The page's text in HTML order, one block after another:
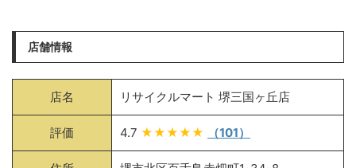
店舗情報
店名 リサイクルマート 堺三国ヶ丘店
評価 4.7 ★★★★★ （101）